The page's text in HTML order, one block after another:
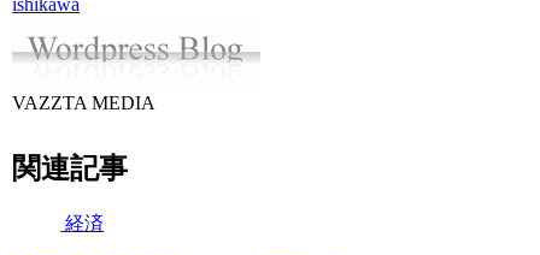
VAZZTA MEDIA
関連記事
経済